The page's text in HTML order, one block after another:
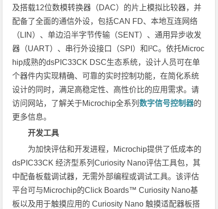
及搭载12位数模转换器（DAC）的片上模拟比较器，并
配备了全面的通信外设，包括CAN FD、本地互连网络
（LIN）、单边沿半字节传输（SENT）、通用异步收发
器（UART）、串行外设接口（SPI）和I²C。依托Microc
hip成熟的dsPIC33CK DSC生态系统，设计人员可在单
个器件内实现精确、可靠的实时控制功能，在简化系统
设计的同时，满足高稳定性、高性价比的应用需求。请
访问网站，了解关于Microchip全系列数字信号控制器的
更多信息。
开发工具
为加快评估和开发进程，Microchip提供了低成本的
dsPIC33CK 经济型系列Curiosity Nano评估工具包，其
中配备板载调试器，无需外部编程或调试工具。该评估
平台可与Microchip的Click Boards™ Curiosity Nano基
板以及用于触摸应用的 Curiosity Nano 触摸适配器板搭